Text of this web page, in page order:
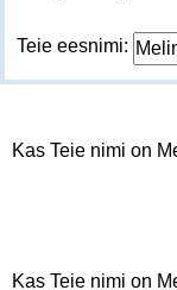
Teie eesnimi:
Kas Teie nimi on
Kas Teie nimi on